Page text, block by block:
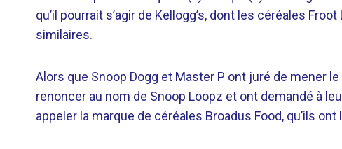
qu’il pourrait s’agir de Kellogg’s, dont les céréales
similaires.
Alors que Snoop Dogg et Master P ont juré de mener
renoncer au nom de Snoop Loopz et ont demandé à
appeler la marque de céréales Broadus Food, qu’ils ont